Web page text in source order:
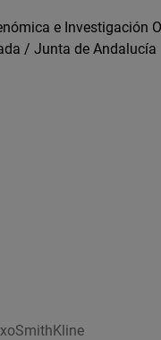
e Investigación
/ Junta de Andalucía